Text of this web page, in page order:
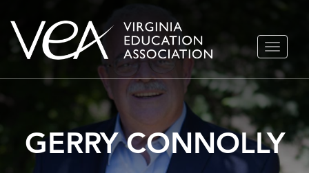
Ir
al
GERRY CONNOLLY